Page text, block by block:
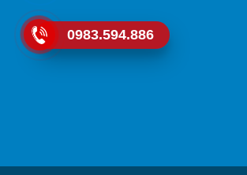
0983.594.886